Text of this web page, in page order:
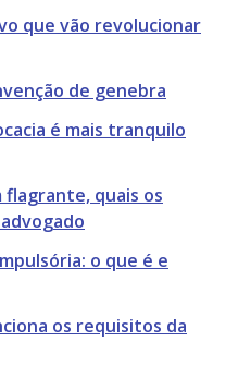
que vão revolucionar
de genebra
é mais tranquilo
flagrante, quais os
o que é e
os requisitos da